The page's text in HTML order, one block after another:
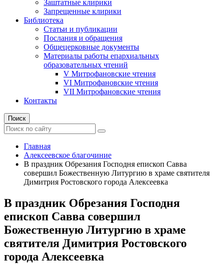
Заштатные клирики
Запрещенные клирики
Библиотека
Статьи и публикации
Послания и обращения
Общецерковные документы
Материалы работы епархиальных
образовательных чтений
V Митрофановские чтения
VI Митрофановские чтения
VII Митрофановские чтения
Контакты
Поиск
Главная
Алексеевское благочиние
В праздник Обрезания Господня епископ Савва
совершил Божественную Литургию в храме святителя
Димитрия Ростовского города Алексеевка
В праздник Обрезания Господня
епископ Савва совершил
Божественную Литургию в храме
святителя Димитрия Ростовского
города Алексеевка